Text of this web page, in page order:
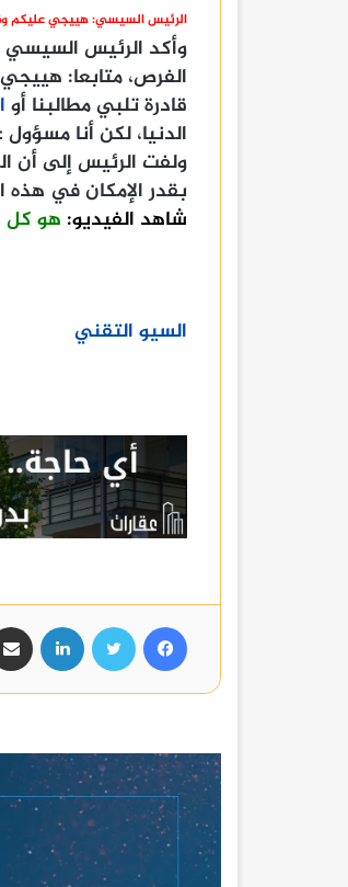
الرئيس السيسي: هييجي عليكم
وأكد الرئيس السيسي
الفرص، متابعا:
قادرة تلبي مطالبنا أو
الدنيا، لكن أنا
ولفت الرئيس إلى أن
بقدر الإمكان في هذه
شاهد الفيديو: هو كل
السيو التقني